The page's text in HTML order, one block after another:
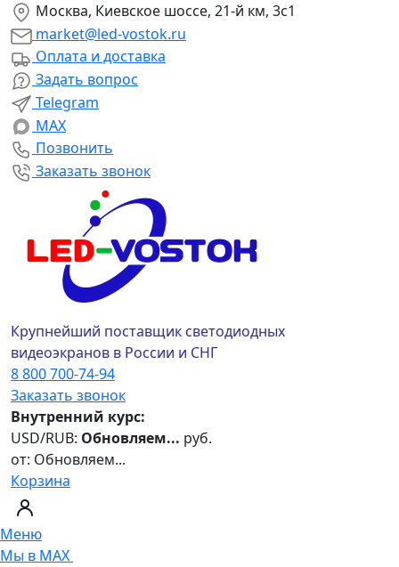
Москва, Киевское шоссе, 21-й км, 3с1
market@led-vostok.ru
Оплата и доставка
Задать вопрос
Telegram
MAX
Позвонить
Заказать звонок
Крупнейший поставщик светодиодных
видеоэкранов в России и СНГ
8 800 700-74-94
Заказать звонок
Внутренний курс:
USD/RUB: Обновляем... руб.
от: Обновляем...
Корзина
Меню
Мы в MAX